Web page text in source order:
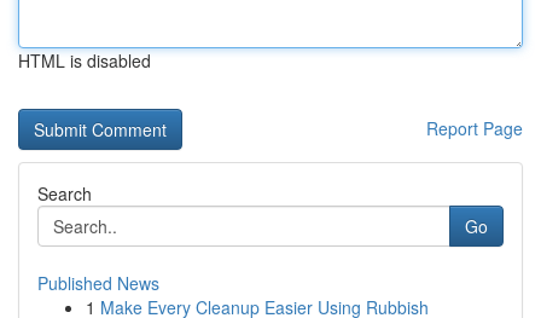
HTML is disabled
Report Page
Search
Go
Published News
1 Make Every Cleanup Easier Using Rubbish